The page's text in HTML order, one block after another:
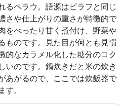
るペラウ。語源はピラフと同じ
さや仕上がりの重さが特徴的で
をべったり甘く煮付け、野菜や
ものです。見た目が何とも見慣
的なカラメル化した糖分のコク
いのです。鍋炊きだと米の炊き
あがるので、ここでは炊飯器で
。